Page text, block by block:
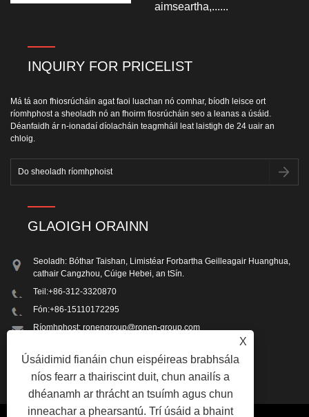
X
Úsáidimid fianáin chun eispéireas brabhsála
níos fearr a thairiscint duit, chun anailís a
dhéanamh ar thrácht an tsuímh agus chun
inneachar a phearsantú. Trí úsáid a bhaint
aimseartha,......
INQUIRY FOR PRICELIST
Má tá aon fhiosrúcháin agat faoi luachan nó comhar, bíodh leisce ort
ríomhphost a sheoladh nó an fhoirm fiosrúcháin seo a leanas a úsáid.
Déanfaidh ár n-ionadaí díolacháin teagmháil leat laistigh de 24 uair an
chloig.
GLAOIGH ORAINN
Seoladh: Bóthar Taishan, Limistéar Forbartha Geilleagair Huanghua,
cathair Cangzhou, Cúige Hebei, an tSín.
Teil:+86-312-3320870
Fón:+86-15110172295
Ríomhphost:ronengroup@ronen-group.com